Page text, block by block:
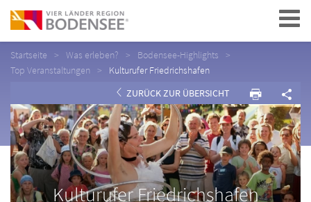
Navigation
Startseite Was erleben?
Bodensee-Highlights
Top Veranstaltungen
Kulturufer Friedrichshafen
ZURÜCK ZUR ÜBERSICHT
Kulturufer Friedrichshafen